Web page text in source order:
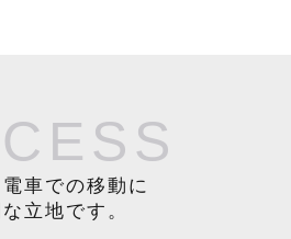
車での移動に
立地です。